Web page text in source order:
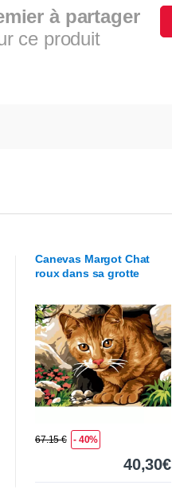
à partager
ce produit
Canevas Margot Chat
roux dans sa grotte
67.15 € - 40%
40,30€